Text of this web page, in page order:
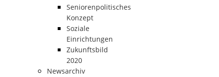
Seniorenpolitisches
Konzept
Soziale
Einrichtungen
Zukunftsbild
2020
Newsarchiv